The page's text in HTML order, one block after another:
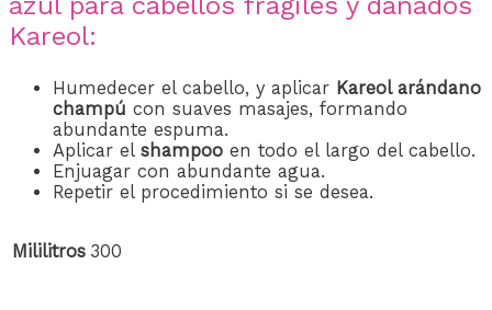
Kareol:
Humedecer el cabello, y aplicar Kareol arándano
champú con suaves masajes, formando
abundante espuma.
Aplicar el shampoo en todo el largo del cabello.
Enjuagar con abundante agua.
Repetir el procedimiento si se desea.
Mililitros 300